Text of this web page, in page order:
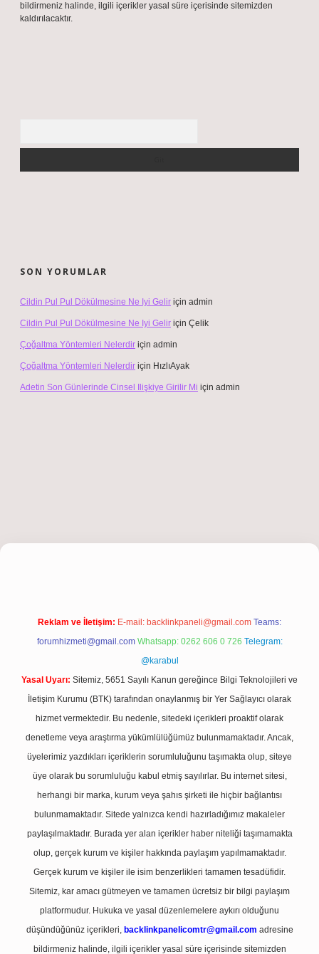
bildirmeniz halinde, ilgili içerikler yasal süre içerisinde sitemizden
kaldırılacaktır.
SON YORUMLAR
Cildin Pul Pul Dökülmesine Ne Iyi Gelir için admin
Cildin Pul Pul Dökülmesine Ne Iyi Gelir için Çelik
Çoğaltma Yöntemleri Nelerdir için admin
Çoğaltma Yöntemleri Nelerdir için HızlıAyak
Adetin Son Günlerinde Cinsel Ilişkiye Girilir Mi için admin
giriş
Reklam ve İletişim: E-mail: backlinkpaneli@gmail.com Teams:
forumhizmeti@gmail.com Whatsapp: 0262 606 0 726 Telegram:
@karabul
Yasal Uyarı: Sitemiz, 5651 Sayılı Kanun gereğince Bilgi Teknolojileri ve
İletişim Kurumu (BTK) tarafından onaylanmış bir Yer Sağlayıcı olarak
hizmet vermektedir. Bu nedenle, sitedeki içerikleri proaktif olarak
denetleme veya araştırma yükümlülüğümüz bulunmamaktadır. Ancak,
üyelerimiz yazdıkları içeriklerin sorumluluğunu taşımakta olup, siteye
üye olarak bu sorumluluğu kabul etmiş sayılırlar. Bu internet sitesi,
herhangi bir marka, kurum veya şahıs şirketi ile hiçbir bağlantısı
bulunmamaktadır. Sitede yalnızca kendi hazırladığımız makaleler
paylaşılmaktadır. Burada yer alan içerikler haber niteliği taşımamakta
olup, gerçek kurum ve kişiler hakkında paylaşım yapılmamaktadır.
Gerçek kurum ve kişiler ile isim benzerlikleri tamamen tesadüfidir.
Sitemiz, kar amacı gütmeyen ve tamamen ücretsiz bir bilgi paylaşım
platformudur. Hukuka ve yasal düzenlemelere aykırı olduğunu
düşündüğünüz içerikleri, backlinkpanelicomtr@gmail.com adresine
bildirmeniz halinde, ilgili içerikler yasal süre içerisinde sitemizden